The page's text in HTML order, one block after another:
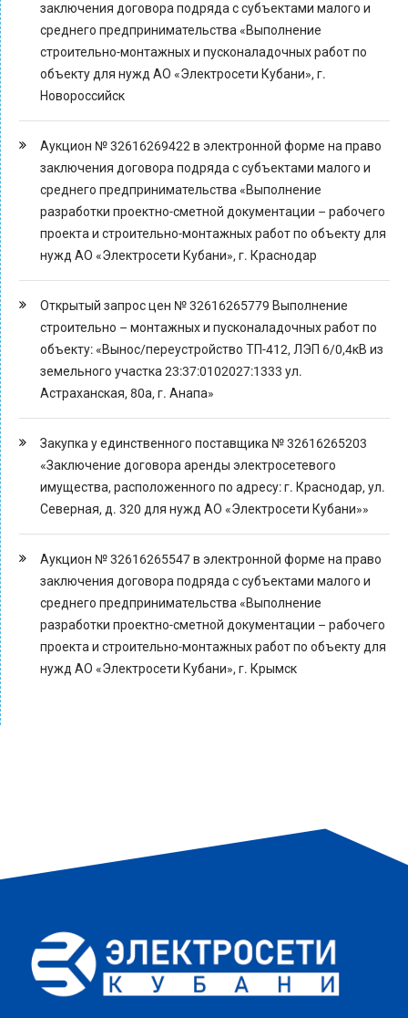
заключения договора подряда с субъектами малого и
среднего предпринимательства «Выполнение
строительно-монтажных и пусконаладочных работ по
объекту для нужд АО «Электросети Кубани», г.
Новороссийск
Аукцион № 32616269422 в электронной форме на право
заключения договора подряда с субъектами малого и
среднего предпринимательства «Выполнение
разработки проектно-сметной документации – рабочего
проекта и строительно-монтажных работ по объекту для
нужд АО «Электросети Кубани», г. Краснодар
Открытый запрос цен № 32616265779 Выполнение
строительно – монтажных и пусконаладочных работ по
объекту: «Вынос/переустройство ТП-412, ЛЭП 6/0,4кВ из
земельного участка 23:37:0102027:1333 ул.
Астраханская, 80а, г. Анапа»
Закупка у единственного поставщика № 32616265203
«Заключение договора аренды электросетевого
имущества, расположенного по адресу: г. Краснодар, ул.
Северная, д. 320 для нужд АО «Электросети Кубани»»
Аукцион № 32616265547 в электронной форме на право
заключения договора подряда с субъектами малого и
среднего предпринимательства «Выполнение
разработки проектно-сметной документации – рабочего
проекта и строительно-монтажных работ по объекту для
нужд АО «Электросети Кубани», г. Крымск